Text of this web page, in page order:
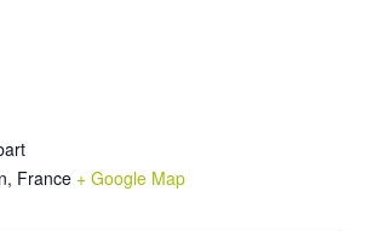
, France + Google Map